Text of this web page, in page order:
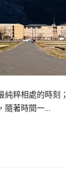
粹相處的時刻
隨著時間一…